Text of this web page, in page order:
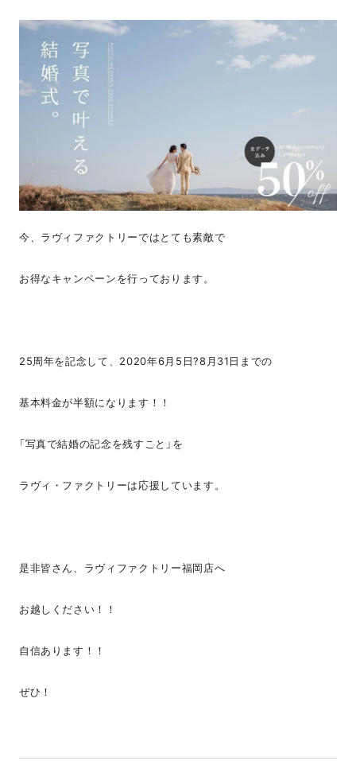
今、ラヴィファクトリーではとても素敵で
お得なキャンペーンを行っております。
25周年を記念して、2020年6月5日?8月31日までの
基本料金が半額になります！！
「写真で結婚の記念を残すこと」を
ラヴィ・ファクトリーは応援しています。
是非皆さん、ラヴィファクトリー福岡店へ
お越しください！！
自信あります！！
ぜひ！